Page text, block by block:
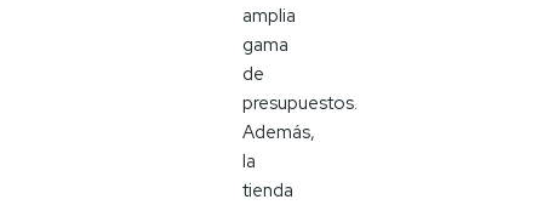
amplia
gama
de
presupuestos.
Además,
la
tienda